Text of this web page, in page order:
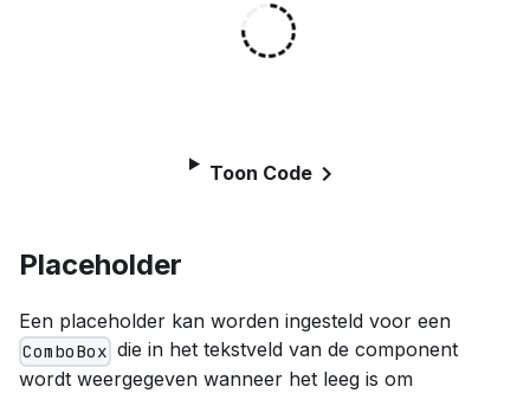
Toon Code
Placeholder
Een placeholder kan worden ingesteld voor een
ComboBox die in het tekstveld van de component
wordt weergegeven wanneer het leeg is om